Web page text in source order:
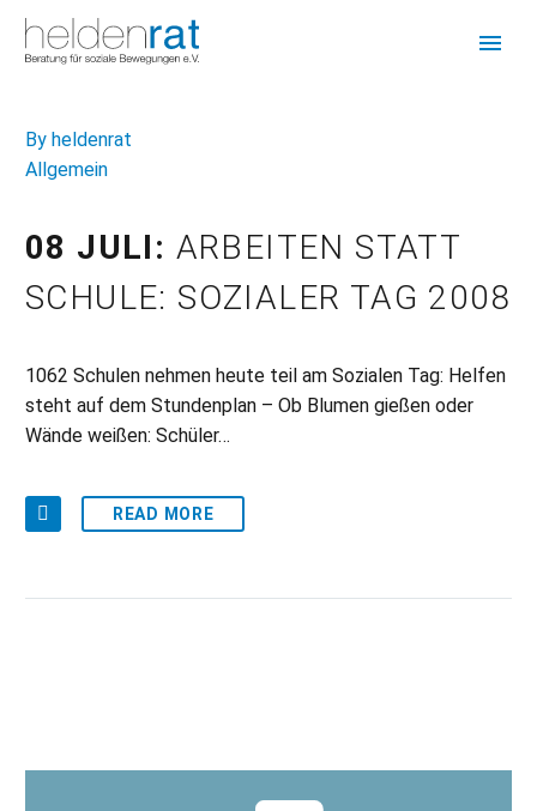
By heldenrat
Allgemein
08 JULI: ARBEITEN STATT
SCHULE: SOZIALER TAG 2008
1062 Schulen nehmen heute teil am Sozialen Tag: Helfen
steht auf dem Stundenplan – Ob Blumen gießen oder
Wände weißen: Schüler…
READ MORE